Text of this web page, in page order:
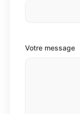
Votre message